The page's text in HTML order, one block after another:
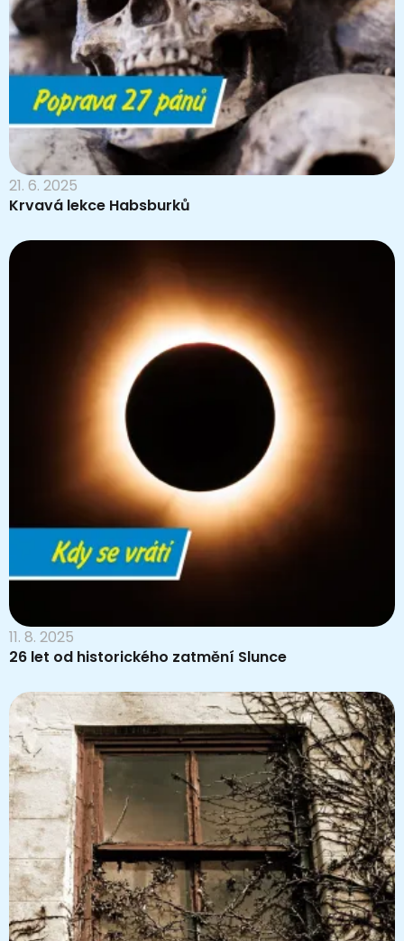
21. 6. 2025
Krvavá lekce Habsburků
11. 8. 2025
26 let od historického zatmění Slunce